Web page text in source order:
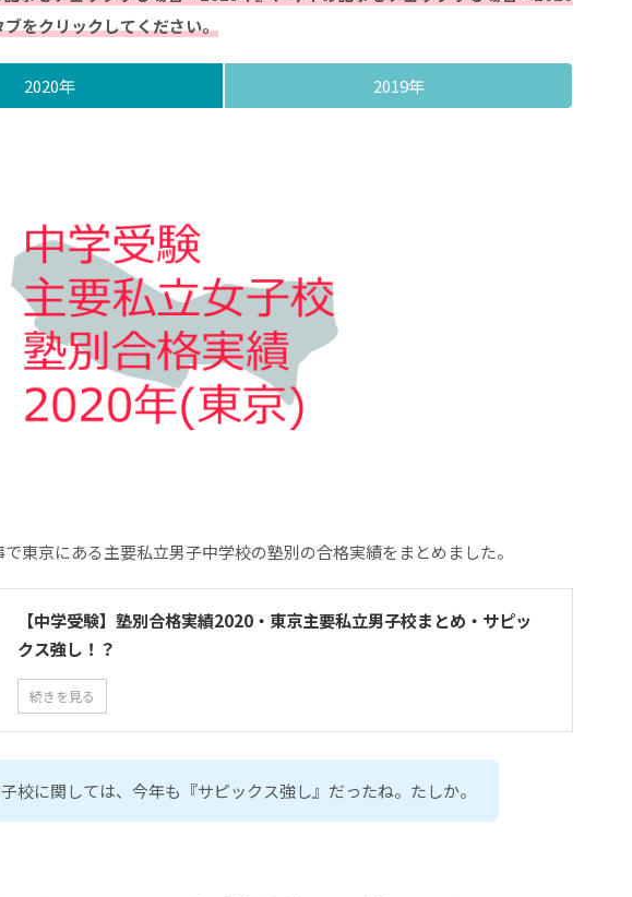
をクリックしてください。
2020年 2019年
東京にある主要私立男子中学校の塾別の合格実績をまとめました。
【中学受験】塾別合格実績2020・東京主要私立男子校まとめ・サピッ
クス強し！？
続きを見る
校に関しては、今年も『サピックス強し』だったね。たしか。